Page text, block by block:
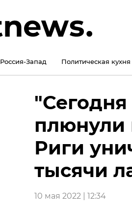
Россия-Запад Политическая кухня
плюнули
Риги
тысячи
10 мая 2022 | 12:34